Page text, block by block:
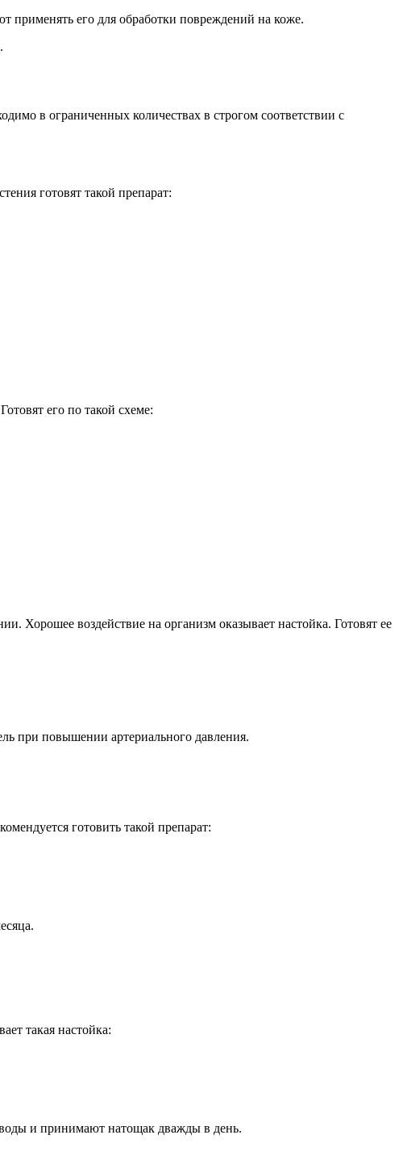
применять его для обработки повреждений на коже.
в ограниченных количествах в строгом соответствии с
готовят такой препарат:
его по такой схеме:
Хорошее воздействие на организм оказывает настойка. Готовят ее
при повышении артериального давления.
готовить такой препарат:
такая настойка:
и принимают натощак дважды в день.